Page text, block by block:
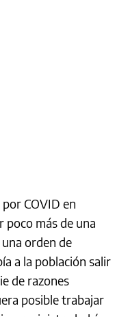
COVID en
más de una
orden de
a la población salir
de razones
posible trabajar